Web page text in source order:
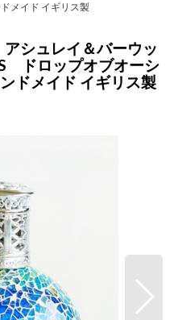
メイド イギリス製
シュレイ＆バーウッ
ドロップオブオーシ
メイド イギリス製